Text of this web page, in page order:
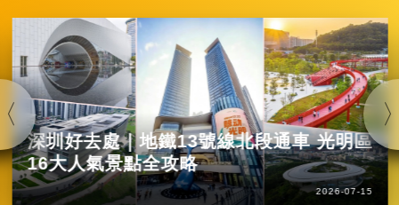
深圳好去處｜地鐵13號線北段通車 光明區
16大人氣景點全攻略
2026-07-15